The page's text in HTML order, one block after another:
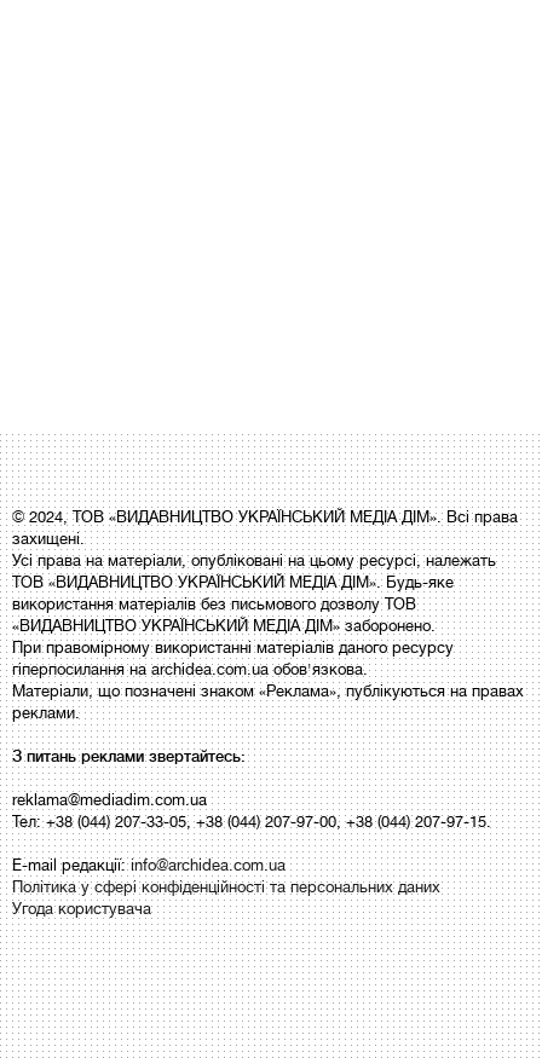
© 2024, ТОВ «ВИДАВНИЦТВО УКРАЇНСЬКИЙ МЕДІА ДІМ». Всі права
захищені.
Усі права на матеріали, опубліковані на цьому ресурсі, належать
ТОВ «ВИДАВНИЦТВО УКРАЇНСЬКИЙ МЕДІА ДІМ». Будь-яке
використання матеріалів без письмового дозволу ТОВ
«ВИДАВНИЦТВО УКРАЇНСЬКИЙ МЕДІА ДІМ» заборонено.
При правомірному використанні матеріалів даного ресурсу
гіперпосилання на archidea.com.ua обов'язкова.
Матеріали, що позначені знаком «Реклама», публікуються на правах
реклами.
З питань реклами звертайтесь:
reklama@mediadim.com.ua
Тел: +38 (044) 207-33-05, +38 (044) 207-97-00, +38 (044) 207-97-15.
E-mail редакції:info@archidea.com.ua
Політика у сфері конфіденційності та персональних даних
Угода користувача